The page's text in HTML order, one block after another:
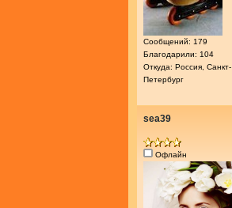
Сообщений: 179
Благодарили: 104
Откуда: Россия, Санкт-
Петербург
sea39
Офлайн